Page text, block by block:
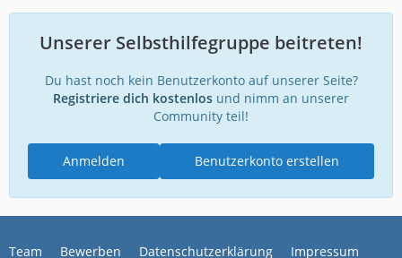
Unserer Selbsthilfegruppe beitreten!
Du hast noch kein Benutzerkonto auf unserer Seite?
Registriere dich kostenlos und nimm an unserer
Community teil!
Benutzerkonto erstellen
Anmelden
Team Bewerben Datenschutzerklärung Impressum